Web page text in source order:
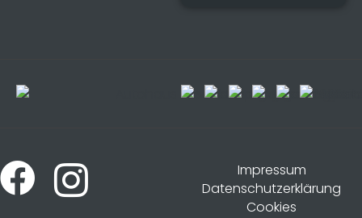
Impressum
Datenschutzerklärung
Cookies